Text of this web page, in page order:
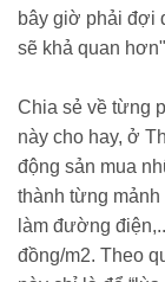
bây giờ phải đợi
sẽ khả quan
Chia sẻ về từng
này cho hay, ở
động sản mua
thành từng
làm đường
đồng/m2. Theo